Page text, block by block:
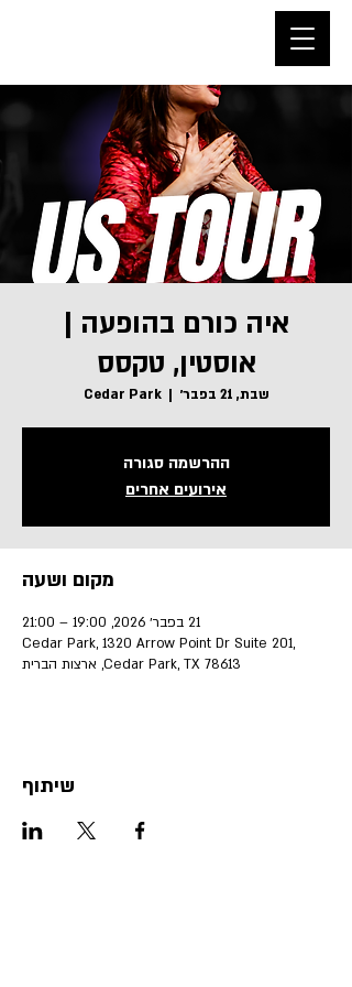
איה כורם בהופעה |
אוסטין, טקסס
שבת, 21 בפבר׳
  |
Cedar Park
ההרשמה סגורה
אירועים אחרים
מקום ושעה
21 בפבר׳ 2026, 19:00 – 21:00
Cedar Park, 1320 Arrow Point Dr Suite 201,
Cedar Park, TX 78613, ארצות הברית
שיתוף